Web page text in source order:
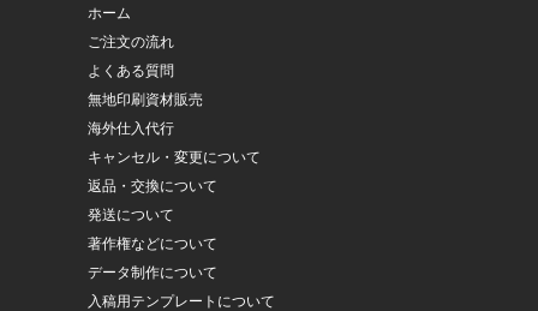
ホーム
ご注文の流れ
よくある質問
無地印刷資材販売
海外仕入代行
キャンセル・変更について
返品・交換について
発送について
著作権などについて
データ制作について
入稿用テンプレートについて